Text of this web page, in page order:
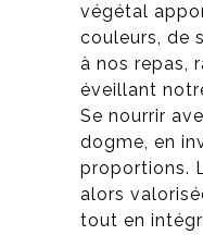
végétal
couleurs, de
à nos repas,
éveillant
Se nourrir
dogme, en
proportions.
alors
tout en